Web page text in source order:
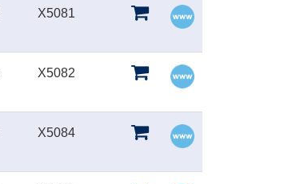
X5081
X5082
X5084